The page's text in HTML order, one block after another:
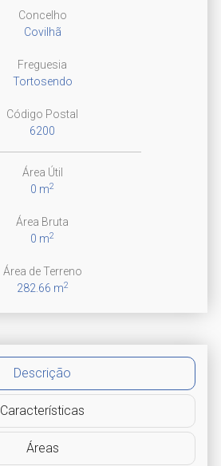
Concelho
Covilhã
Freguesia
Tortosendo
Código Postal
6200
Área Útil
0 m2
Área Bruta
0 m2
Área de Terreno
282.66 m2
Descrição
Características
Áreas